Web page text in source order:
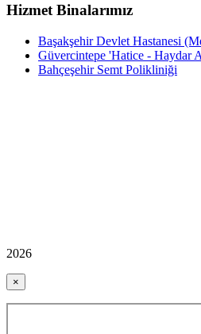
Hizmet Binalarımız
Başakşehir Devlet Hastanesi
Güvercintepe 'Hatice - Haydar
Bahçeşehir Semt Polikliniği
2026
×